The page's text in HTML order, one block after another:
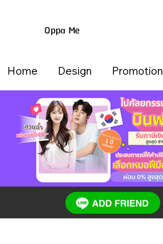
Oppa Me
Home Design Promotion